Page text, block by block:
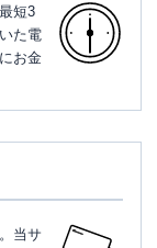
短3
た電
お金
当サ